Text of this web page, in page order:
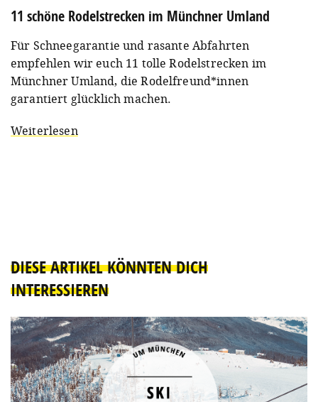
11 schöne Rodelstrecken im Münchner Umland
Für Schneegarantie und rasante Abfahrten
empfehlen wir euch 11 tolle Rodelstrecken im
Münchner Umland, die Rodelfreund*innen
garantiert glücklich machen.
Weiterlesen
DIESE ARTIKEL KÖNNTEN DICH
INTERESSIEREN